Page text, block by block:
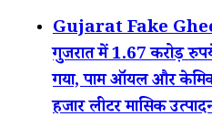
Gujarat Fake
गुजरात में 1.67 करोड़
गया, पाम ऑयल और
हजार लीटर मासिक